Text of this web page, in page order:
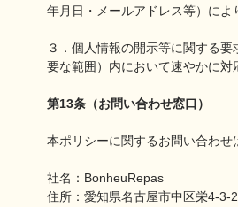
年月日・メールアドレス等）によ
３．個人情報の開示等に関する
要な範囲）内において速やかに対
第13条（お問い合わせ窓口）
本ポリシーに関するお問い合わせ
社名：BonheuRepas
住所：愛知県名古屋市中区栄